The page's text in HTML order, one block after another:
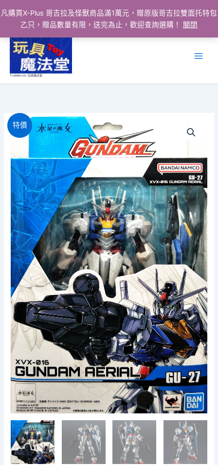
凡購買X-Plus 哥吉拉及怪獸商品滿1萬元，贈原版哥吉拉雙面托特包
乙只，贈品數量有限，送完為止，歡迎查詢選購！
關閉
ToyMahodo 玩具魔法堂
特價